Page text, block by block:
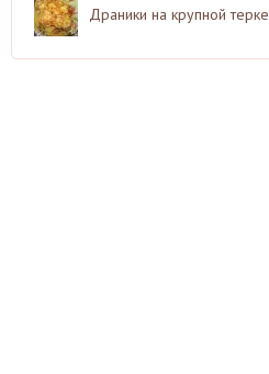
Драники на крупной терке